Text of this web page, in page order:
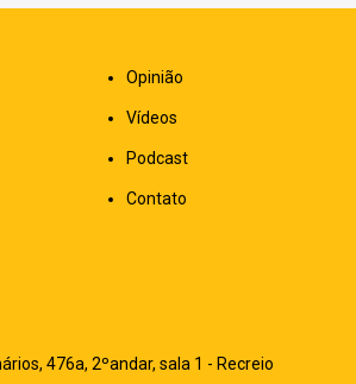
Opinião
Vídeos
Podcast
Contato
476a, 2ºandar, sala 1 - Recreio